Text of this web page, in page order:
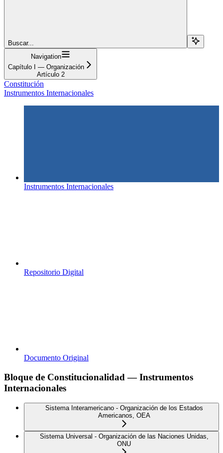
Buscar...
Navigation
Capítulo I — Organización
Artículo 2
Constitución
Instrumentos Internacionales
Instrumentos Internacionales
Repositorio Digital
Documento Original
Bloque de Constitucionalidad — Instrumentos
Internacionales
Sistema Interamericano - Organización de los Estados
Americanos, OEA
Sistema Universal - Organización de las Naciones Unidas,
ONU